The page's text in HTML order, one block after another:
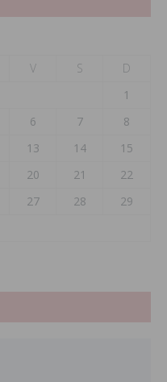
V S
D
1
6 7
8
13 14
15
20 21
22
27 28
29